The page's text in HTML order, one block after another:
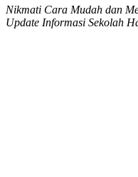
Nikmati Cara Mudah dan
Update Informasi Sekolah